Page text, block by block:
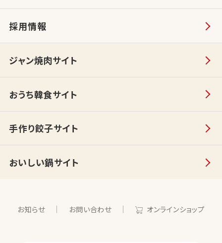
採用情報
ジャン焼肉サイト
おうち韓食サイト
手作り餃子サイト
おいしい鍋サイト
お知らせ お問い合わせ オンラインショップ